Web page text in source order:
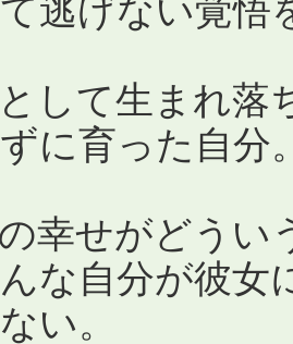
逃げない覚悟
して生まれ落
に育った自分
幸せがどうい
な自分が彼
い。